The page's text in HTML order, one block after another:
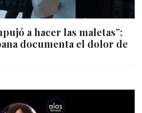
a hacer las maletas”:
documenta el dolor de